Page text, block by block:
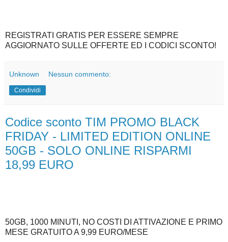
REGISTRATI GRATIS PER ESSERE SEMPRE
AGGIORNATO SULLE OFFERTE ED I CODICI SCONTO!
Unknown Nessun commento:
Condividi
Codice sconto TIM PROMO BLACK
FRIDAY - LIMITED EDITION ONLINE
50GB - SOLO ONLINE RISPARMI
18,99 EURO
50GB, 1000 MINUTI, NO COSTI DI ATTIVAZIONE E PRIMO
MESE GRATUITO A 9,99 EURO/MESE